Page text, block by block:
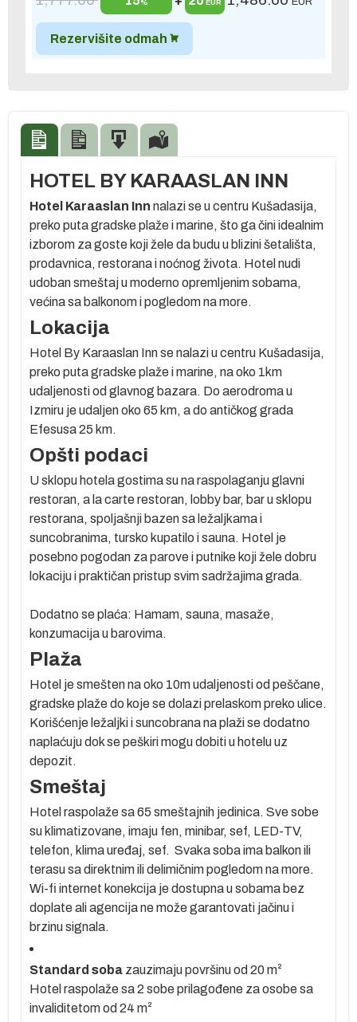
% EUR
Rezervišite odmah
HOTEL BY KARAASLAN INN
Hotel Karaaslan Inn nalazi se u centru Kušadasija,
preko puta gradske plaže i marine, što ga čini idealnim
izborom za goste koji žele da budu u blizini šetališta,
prodavnica, restorana i noćnog života. Hotel nudi
udoban smeštaj u moderno opremljenim sobama,
većina sa balkonom i pogledom na more.
Lokacija
Hotel By Karaaslan Inn se nalazi u centru Kušadasija,
preko puta gradske plaže i marine, na oko 1km
udaljenosti od glavnog bazara. Do aerodroma u
Izmiru je udaljen oko 65 km, a do antičkog grada
Efesusa 25 km.
Opšti podaci
U sklopu hotela gostima su na raspolaganju glavni
restoran, a la carte restoran, lobby bar, bar u sklopu
restorana, spoljašnji bazen sa ležaljkama i
suncobranima, tursko kupatilo i sauna. Hotel je
posebno pogodan za parove i putnike koji žele dobru
lokaciju i praktičan pristup svim sadržajima grada.
Dodatno se plaća: Hamam, sauna, masaže,
konzumacija u barovima.
Plaža
Hotel je smešten na oko 10m udaljenosti od peščane,
gradske plaže do koje se dolazi prelaskom preko ulice.
Korišćenje ležaljki i suncobrana na plaži se dodatno
naplaćuju dok se peškiri mogu dobiti u hotelu uz
depozit.
Smeštaj
Hotel raspolaže sa 65 smeštajnih jedinica. Sve sobe
su klimatizovane, imaju fen, minibar, sef, LED-TV,
telefon, klima uređaj, sef. Svaka soba ima balkon ili
terasu sa direktnim ili delimičnim pogledom na more.
Wi-fi internet konekcija je dostupna u sobama bez
doplate ali agencija ne može garantovati jačinu i
brzinu signala.
Standard soba zauzimaju površinu od 20 m²
Hotel raspolaže sa 2 sobe prilagođene za osobe sa
invaliditetom od 24 m²